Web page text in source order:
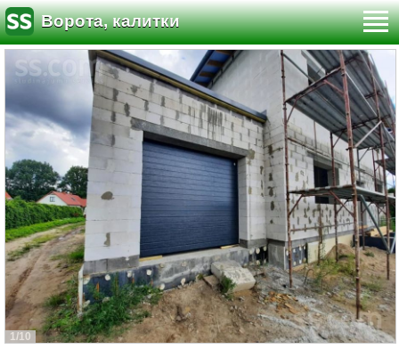
Ворота, калитки
1/10